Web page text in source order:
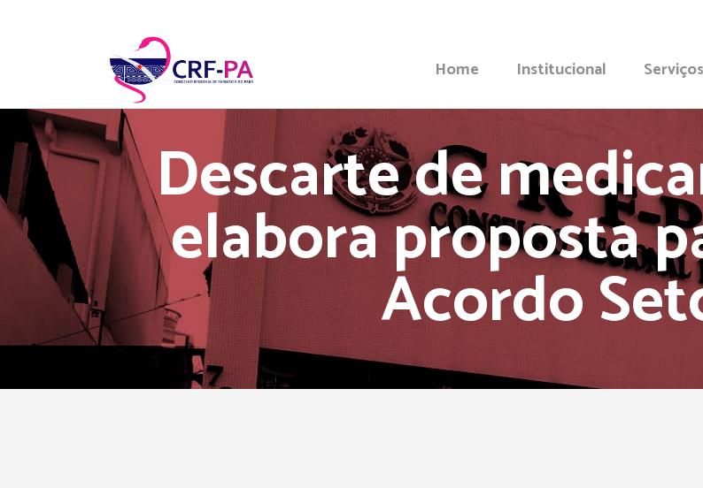
Home Institucional Serviços
Descarte de
elabora proposta
Acordo